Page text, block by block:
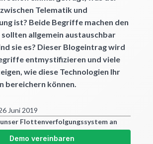
Telematik und
ist? Beide Begriffe machen den
sollten allgemein austauschbar
sie es? Dieser Blogeintrag wird
entmystifizieren und viele
wie diese Technologien Ihr
bereichern können.
Juni 2019
unser Flottenverfolgungssystem an
Demo vereinbaren